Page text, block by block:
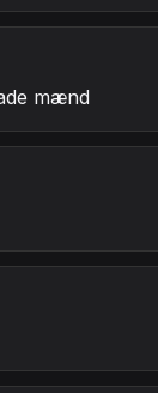
mænd